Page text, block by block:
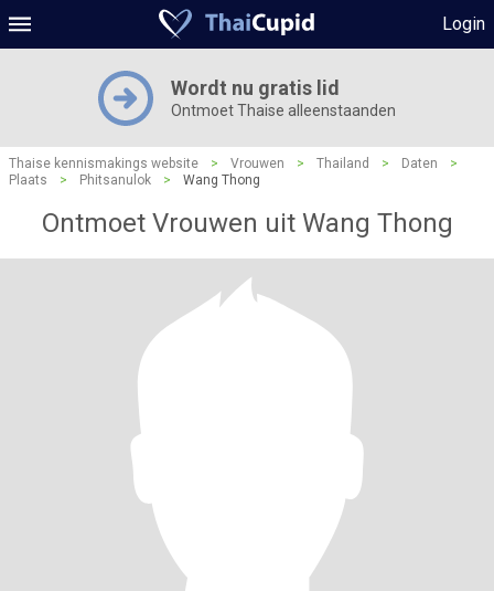
Login
Wordt nu gratis lid
Ontmoet Thaise alleenstaanden
Thaise kennismakings website > Vrouwen > Thailand > Daten
>
Plaats
> Phitsanulok > Wang Thong
Ontmoet Vrouwen uit Wang Thong